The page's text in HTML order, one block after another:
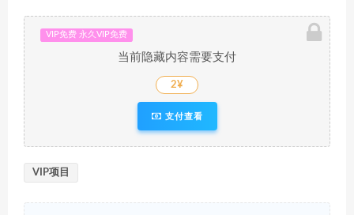
VIP免费 永久VIP免费
当前隐藏内容需要支付
2¥
支付查看
VIP项目